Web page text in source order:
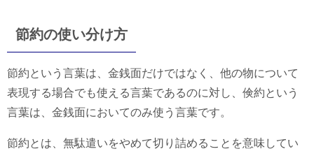
節約の使い分け方
節約という言葉は、金銭面だけではなく、他の物について
表現する場合でも使える言葉であるのに対し、倹約という
言葉は、金銭面においてのみ使う言葉です。
節約とは、無駄遣いをやめて切り詰めることを意味してい